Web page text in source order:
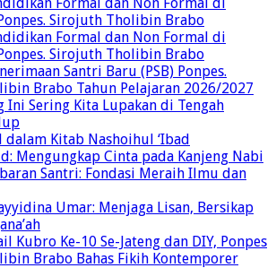
Formal dan Non Formal di
Sirojuth Tholibin Brabo
Formal dan Non Formal di
Sirojuth Tholibin Brabo
Santri Baru (PSB) Ponpes.
Brabo Tahun Pelajaran 2026/2027
Ini Sering Kita Lupakan di Tengah
dalam Kitab Nashoihul ‘Ibad
Mengungkap Cinta pada Kanjeng Nabi
Santri: Fondasi Meraih Ilmu dan
Umar: Menjaga Lisan, Bersikap
Kubro Ke-10 Se-Jateng dan DIY, Ponpes